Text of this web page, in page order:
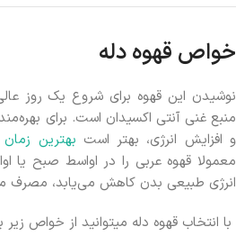
خواص قهوه دله
نوشیدن این قهوه برای شروع یک روز
منبع غنی آنتی اکسیدان است. برای
و افزایش انرژی، بهتر است بهترین
معمولا قهوه عربی را در اواسط صبح یا
انرژی طبیعی بدن کاهش می‌یابد، مصرف
با انتخاب قهوه دله میتوانید از خواص زیر